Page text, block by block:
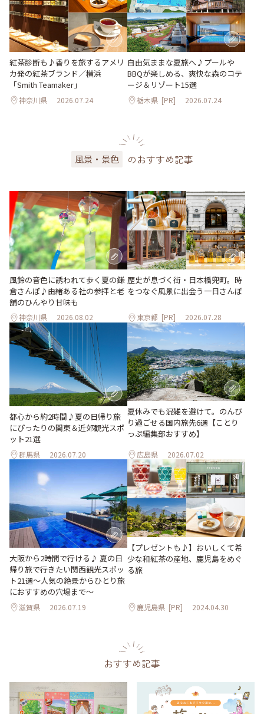
紅茶診断も♪香りを旅するアメリ
カ発の紅茶ブランド／横浜
「Smith Teamaker」
神奈川県 2026.07.24
自由気ままな夏旅へ♪プールや
BBQが楽しめる、爽快な森のコテ
ージ＆リゾート15選
栃木県 [PR] 2026.07.24
風景・景色 のおすすめ記事
風鈴の音色に誘われて歩く夏の鎌
倉さんぽ♪由緒ある社の参拝と老
舗のひんやり甘味も
神奈川県 2026.08.02
歴史が息づく街・日本橋兜町。時
をつなぐ風景に出会う一日さんぽ
東京都 [PR] 2026.07.28
都心から約2時間♪夏の日帰り旅
にぴったりの関東＆近郊観光スポ
ット21選
群馬県 2026.07.20
夏休みでも混雑を避けて。のんび
り過ごせる国内旅先6選【ことり
っぷ編集部おすすめ】
広島県 2026.07.02
大阪から2時間で行ける♪ 夏の日
帰り旅で行きたい関西観光スポッ
ト21選～人気の絶景からひとり旅
におすすめの穴場まで～
滋賀県 2026.07.19
【プレゼントも♪】おいしくて希
少な和紅茶の産地、鹿児島をめぐ
る旅
鹿児島県 [PR] 2024.04.30
おすすめ記事